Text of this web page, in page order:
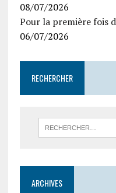
08/07/2026
Pour la première fois
06/07/2026
RECHERCHER
ARCHIVES